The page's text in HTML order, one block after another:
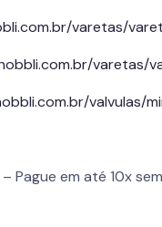
varetas/
varetas/
valvulas/
Pague em até 10x